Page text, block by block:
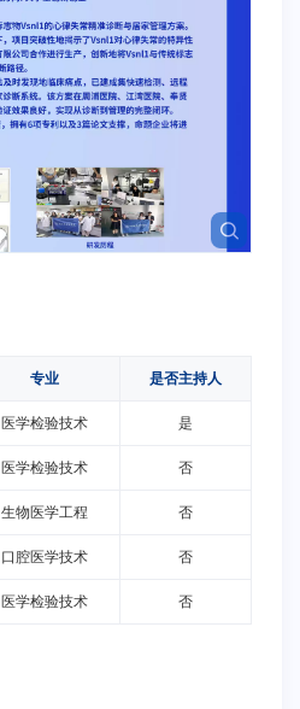
专业 是否主持人
医学检验技术 是
医学检验技术 否
生物医学工程 否
口腔医学技术 否
医学检验技术 否